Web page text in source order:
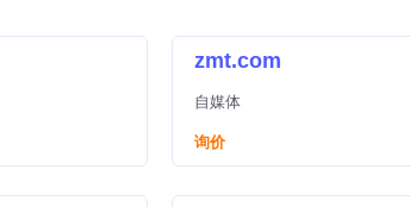
zmt.com
自媒体
询价